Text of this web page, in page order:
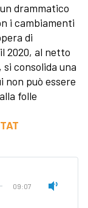
drammatico
i cambiamenti
di
2020, al netto
consolida una
non può essere
folle
09:07